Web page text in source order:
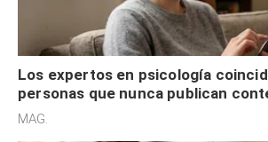
Los expertos en psicología
personas que nunca publican
redes sociales no pretenden
MAG.